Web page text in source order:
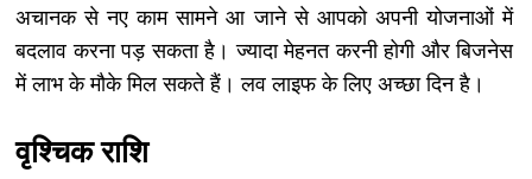
अचानक से नए काम सामने आ जाने से आपको अपनी योजनाओं में
बदलाव करना पड़ सकता है। ज्यादा मेहनत करनी होगी और बिजनेस
में लाभ के मौके मिल सकते हैं। लव लाइफ के लिए अच्छा दिन है।
वृश्चिक राशि